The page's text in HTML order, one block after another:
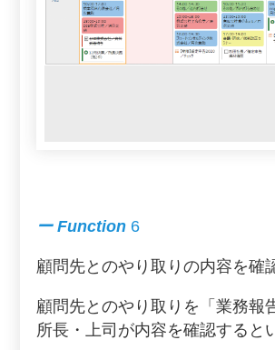
ー Function 6
顧問先とのやり取りの内容を確
顧問先とのやり取りを「業務報
所長・上司が内容を確認すると